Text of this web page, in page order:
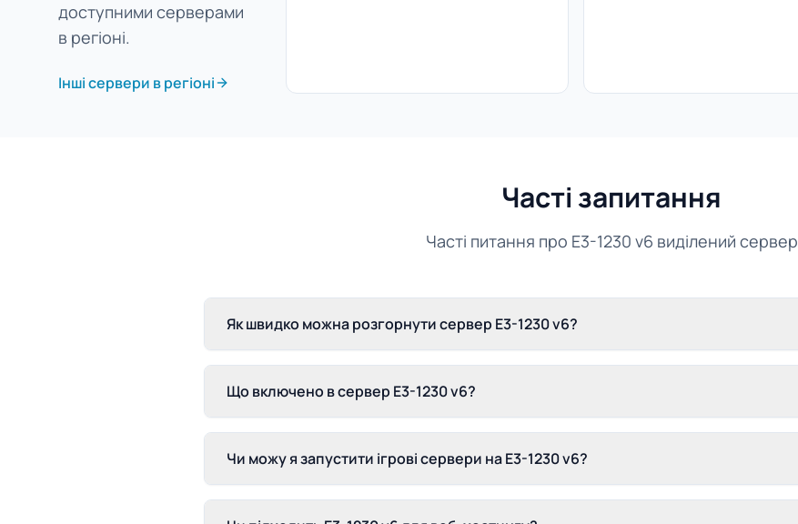
доступними серверами
в регіоні.
Інші сервери в регіоні
Часті запитання
Часті питання про E3-1230 v6 виділений сервер
Як швидко можна розгорнути сервер E3-1230 v6?
Що включено в сервер E3-1230 v6?
Чи можу я запустити ігрові сервери на E3-1230 v6?